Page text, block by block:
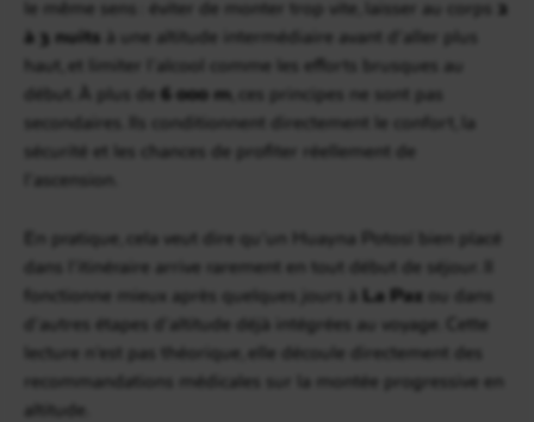
le même sens : éviter de monter trop vite, laisser au corps
2
à 3 nuits à une altitude intermédiaire avant d’aller plus
haut, et limiter l’alcool comme les efforts brusques au
début. À plus de 6 000 m , ces principes ne sont pas
secondaires. Ils conditionnent directement le confort, la
sécurité et les chances de profiter réellement de
l’ascension.
En pratique, cela veut dire qu’un Huayna Potosí bien placé
dans l’itinéraire arrive rarement en tout début de séjour. Il
fonctionne mieux après quelques jours à La Paz ou dans
d’autres étapes d’altitude déjà intégrées au voyage. Cette
lecture n’est pas théorique, elle découle directement des
recommandations médicales sur la montée progressive en
altitude.